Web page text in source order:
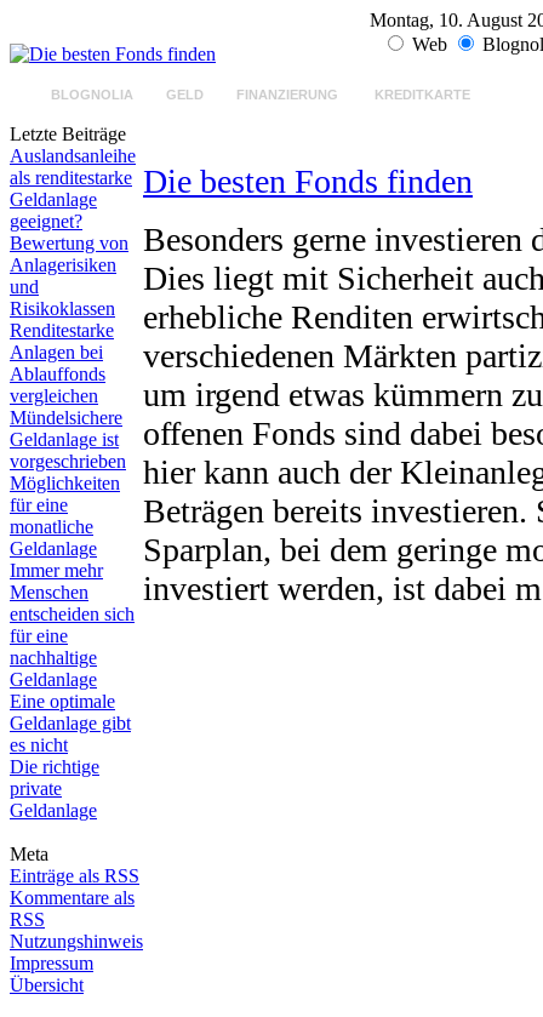
Montag, 10. August
Web
BLOGNOLIA GELD FINANZIERUNG KREDITKARTE
Letzte Beiträge
Auslandsanleihe
als renditestarke
Geldanlage
geeignet?
Bewertung von
Anlagerisiken
und
Risikoklassen
Renditestarke
Anlagen bei
Ablauffonds
vergleichen
Mündelsichere
Geldanlage ist
vorgeschrieben
Möglichkeiten
für eine
monatliche
Geldanlage
Immer mehr
Menschen
entscheiden sich
für eine
nachhaltige
Geldanlage
Eine optimale
Geldanlage gibt
es nicht
Die richtige
private
Geldanlage
Meta
Einträge als RSS
Kommentare als
RSS
Nutzungshinweis
Impressum
Übersicht
Die besten Fonds finden
Besonders gerne investieren
Dies liegt mit Sicherheit
erhebliche Renditen
verschiedenen Märkten
um irgend etwas kümmern
offenen Fonds sind dabei
hier kann auch der
Beträgen bereits
Sparplan, bei dem geringe
investiert werden, ist dabei